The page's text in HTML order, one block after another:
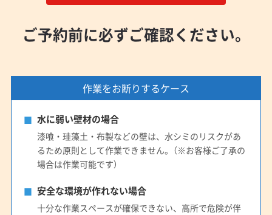
ご予約前に必ずご確認ください。
作業をお断りするケース
水に弱い壁材の場合
漆喰・珪藻土・布製などの壁は、水シミのリスクがあ
るため原則として作業できません。（※お客様ご了承の
場合は作業可能です）
安全な環境が作れない場合
十分な作業スペースが確保できない、高所で危険が伴